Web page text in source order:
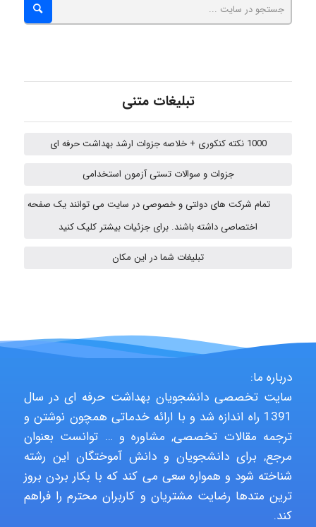
Fateme896
hosein abdolvand
Kati
emami
تبلیغات متنی
1000 نکته کنکوری + خلاصه جزوات ارشد بهداشت حرفه ای
جزوات و سوالات تستی آزمون استخدامی
تمام شرکت های دولتی و خصوصی در سایت می توانند یک صفحه
اختصاصی داشته باشند. برای جزئیات بیشتر کلیک کنید
تبلیغات شما در این مکان
درباره ما:
سایت تخصصی دانشجویان بهداشت حرفه ای در سال
1391 راه اندازه شد و با ارائه خدماتی همچون نوشتن و
ترجمه مقالات تخصصی, مشاوره و … توانست بعنوان
مرجع, برای دانشجویان و دانش آموختگان این رشته
شناخته شود و همواره سعی می کند که با بکار بردن بروز
ترین متدها رضایت مشتریان و کاربران محترم را فراهم
کند.